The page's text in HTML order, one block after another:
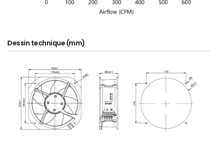
Dessin technique (mm)